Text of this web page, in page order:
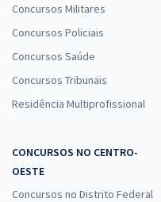
Concursos Militares
Concursos Policiais
Concursos Saúde
Concursos Tribunais
Residência Multiprofissional
CONCURSOS NO CENTRO-
OESTE
Concursos no Distrito Federal